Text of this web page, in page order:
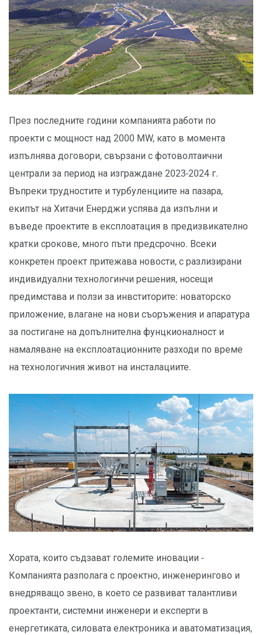
През последните години компанията работи по
проекти с мощност над 2000 MW, като в момента
изпълнява договори, свързани с фотоволтаични
централи за период на изграждане 2023-2024 г.
Въпреки трудностите и турбуленциите на пазара,
екипът на Хитачи Енерджи успява да изпълни и
въведе проектите в експлоатация в предизвикателно
кратки срокове, много пъти предсрочно. Всеки
конкретен проект притежава новости, с разлизирани
индивидуални технологинчи решения, носещи
предимстава и ползи за инвститорите: новаторско
приложение, влагане на нови съоръжения и апаратура
за постигане на допълнителна фунцкионалност и
намаляване на експлоатационните разходи по време
на технологичния живот на инсталациите.
Хората, които съдзават големите иновации -
Компанията разполага с проектно, инженерингово и
внедряващо звено, в което се развиват талантливи
проектанти, системни инженери и експерти в
енергетиката, силовата електроника и аватоматизация,